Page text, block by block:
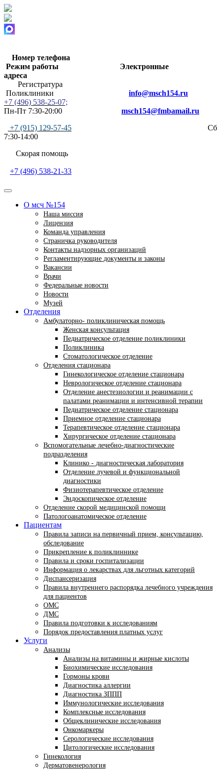
Номер телефона
Режим работы
Электронные
адреса
Регистратура
Поликлиники
info@msch154.ru
+7 (496) 538-25-07;
Пн-Пт 7:30-20:00 msch154@fmbamail.ru
+7 (915) 129-57-45
Сб
7:30-14:00
Скорая помощь
+7 (496) 538-21-33
О мсч №154
Наша миссия
Лицензия
Команда управления
Страничка руководителя
Контакты надзорных организаций
Регламентирующие документы и законы
Вакансии
Врачи
Федеральные новости
Новости
Музей
Отделения
Амбулаторно- поликлиническая помощь
Женская консультация
Педиатрическое отделение поликлиники
Поликлиника
Стоматологическое отделение
Отделения стационара
Гинекологическое отделение стационара
Неврологическое отделение стационара
Отделение анестезиологии и реанимации с
палатами реанимации и интенсивной терапии
Педиатрическое отделение стационара
Приемное отделение стационара
Терапевтическое отделение стационара
Хирургическое отделение стационара
Вспомогательные лечебно-диагностические
подразделения
Клинико - диагностическая лаборатория
Отделение лучевой и функциональной
диагностики
Физиотерапевтическое отделение
Эндоскопическое отделение
Отделение скорой медицинской помощи
Патологоанатомическое отделение
Пациентам
Правила записи на первичный прием, консультацию,
обследование
Прикрепление к поликлиннике
Правила и сроки госпитализации
Информация о лекарствах для льготных категорий
Диспансеризация
Правила внутреннего распорядка лечебного учреждения
для пациентов
ОМС
ДМС
Правила подготовки к исследованиям
Порядок предоставления платных услуг
Услуги
Анализы
Анализы на витамины и жирные кислоты
Биохимические исследования
Гормоны крови
Диагностика аллергии
Диагностика ЗППП
Иммунологические исследования
Комплексные исследования
Общеклинические исследования
Онкомаркеры
Серологические исследования
Цитологические исследования
Гинекология
Дерматовенерология